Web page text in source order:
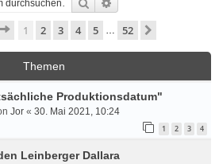
Seite 1von 52
1 2 3 4 5 … 52
Themen
Produktionsdatum"
Jor « 30. Mai 2021, 10:24
1 2 3 4
Leinberger Dallara